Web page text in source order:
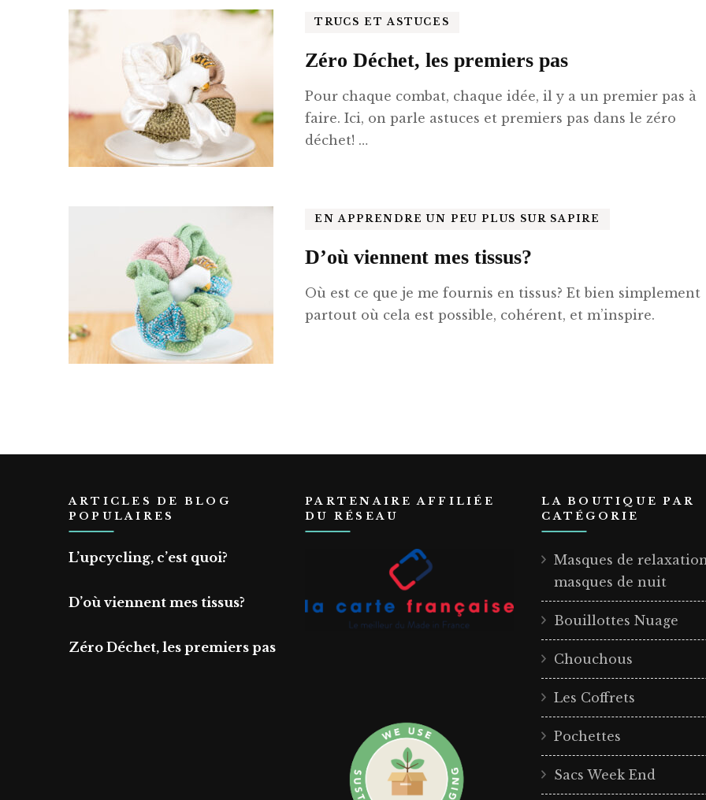
TRUCS ET ASTUCES
Zéro Déchet, les premiers pas
Pour chaque combat, chaque idée, il y a un premier pas à
faire. Ici, on parle astuces et premiers pas dans le zéro
déchet! …
EN APPRENDRE UN PEU PLUS SUR SAPIRE
D’où viennent mes tissus?
Où est ce que je me fournis en tissus? Et bien simplement
partout où cela est possible, cohérent, et m’inspire.
ARTICLES DE BLOG
POPULAIRES
L’upcycling, c’est quoi?
D’où viennent mes tissus?
Zéro Déchet, les premiers pas
PARTENAIRE AFFILIÉE
DU RÉSEAU
LA BOUTIQUE PAR
CATÉGORIE
Masques de
masques de nuit
Bouillottes Nuage
Chouchous
Les Coffrets
Pochettes
Sacs Week End